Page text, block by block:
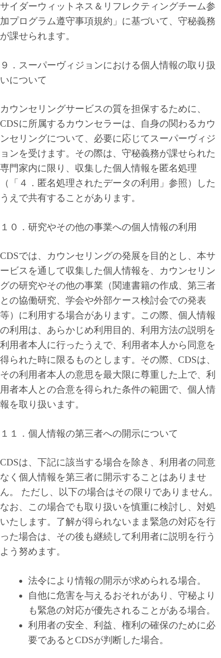
サイダーウィットネス＆リフレクティングチーム参
加プログラム遵守事項規約」に基づいて、守秘義務
が課せられます。
９．スーパーヴィジョンにおける個人情報の取り扱
いについて
カウンセリングサービスの質を担保するために、
CDSに所属するカウンセラーは、自身の関わるカウ
ンセリングについて、必要に応じてスーパーヴィジ
ョンを受けます。その際は、守秘義務が課せられた
専門家内に限り、収集した個人情報を匿名処理
（「４．匿名処理されたデータの利用」参照）した
うえで共有することがあります。
１０．研究やその他の事業への個人情報の利用
CDSでは、カウンセリングの発展を目的とし、本サ
ービスを通して収集した個人情報を、カウンセリン
グの研究やその他の事業（関連書籍の作成、第三者
との協働研究、学会や外部ケース検討会での発表
等）に利用する場合があります。この際、個人情報
の利用は、あらかじめ利用目的、利用方法の説明を
利用者本人に行ったうえで、利用者本人から同意を
得られた時に限るものとします。その際、CDSは、
その利用者本人の意思を最大限に尊重した上で、利
用者本人との合意を得られた条件の範囲で、個人情
報を取り扱います。
１１．個人情報の第三者への開示について
CDSは、下記に該当する場合を除き、利用者の同意
なく個人情報を第三者に開示することはありませ
ん。 ただし、以下の場合はその限りでありません。
なお、この場合でも取り扱いを慎重に検討し、対処
いたします。了解が得られないまま緊急の対応を行
った場合は、その後も継続して利用者に説明を行う
よう努めます。
法令により情報の開示が求められる場合。
自他に危害を与えるおそれがあり、守秘より
も緊急の対応が優先されることがある場合。
利用者の安全、利益、権利の確保のために必
要であるとCDSが判断した場合。